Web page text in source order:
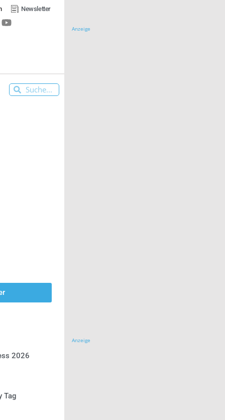
Newsletter
2026
Tag
Anzeige
Anzeige